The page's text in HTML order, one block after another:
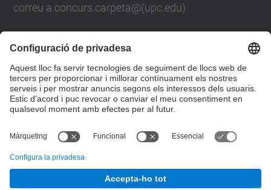
correu a concurs.carpeta@(upc.edu)
També pots trucar-nos al telèfon
Formulari de contacte
Servei de Comunicació